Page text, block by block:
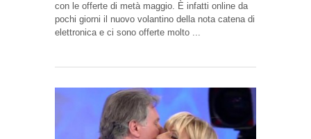
con le offerte di metà maggio. È infatti online da
pochi giorni il nuovo volantino della nota catena di
elettronica e ci sono offerte molto ...